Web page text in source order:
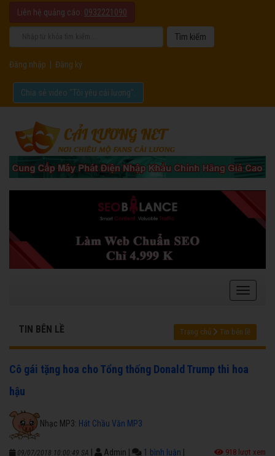
Liên hệ quảng cáo: 0932221090
Đăng nhập Đăng ký
Chia sẻ video "Tôi yêu cải lương".
TIN BÊN LỀ Trang chủ Tin bên lề
Cô gái tặng hoa cho Tổng thống Donald Trump thi hoa
hậu
Nhạc MP3: Hát Chầu Văn MP3
09/07/2018 10:00:49 SA Admin 1 bình luận 918 lượt xem